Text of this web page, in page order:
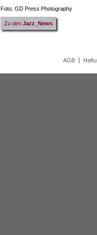
Foto: GD Press Photography
Zu den Jazz_News
AGB